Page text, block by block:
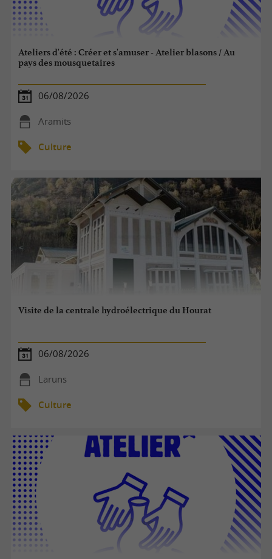
Ateliers d'été : Créer et s'amuser - Atelier blasons / Au
pays des mousquetaires
06/08/2026
Aramits
Culture
Visite de la centrale hydroélectrique du Hourat
06/08/2026
Laruns
Culture